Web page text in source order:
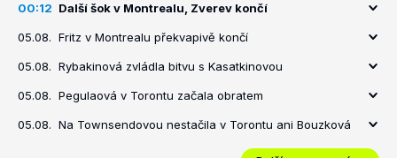
00:12 Další šok v Montrealu, Zverev končí
05.08. Fritz v Montrealu překvapivě končí
05.08. Rybakinová zvládla bitvu s Kasatkinovou
05.08. Pegulaová v Torontu začala obratem
05.08. Na Townsendovou nestačila v Torontu ani Bouzková